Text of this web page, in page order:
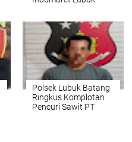
Juta
Polsek Lubuk Batang
Ringkus Komplotan
Pencuri Sawit PT